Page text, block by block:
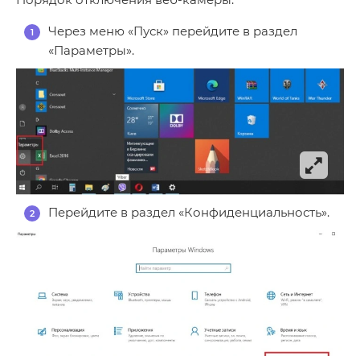
Через меню «Пуск» перейдите в раздел
«Параметры».
Перейдите в раздел «Конфиденциальность».